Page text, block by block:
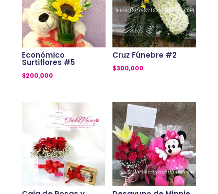
Económico
Surtiflores #5
$200,000
Cruz Fúnebre #2
$300,000